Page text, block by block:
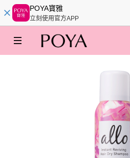
POYA寶雅
立刻使用官方APP